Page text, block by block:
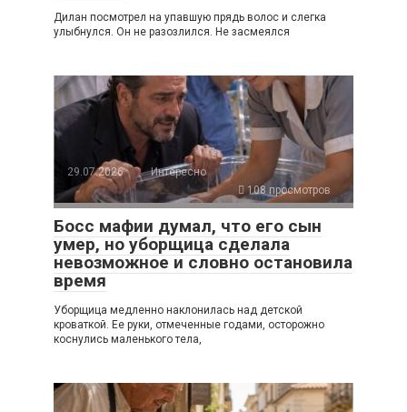
Дилан посмотрел на упавшую прядь волос и слегка
улыбнулся. Он не разозлился. Не засмеялся
29.07.2026
Интересно
108 просмотров
Босс мафии думал, что его сын
умер, но уборщица сделала
невозможное и словно остановила
время
Уборщица медленно наклонилась над детской
кроваткой. Ее руки, отмеченные годами, осторожно
коснулись маленького тела,